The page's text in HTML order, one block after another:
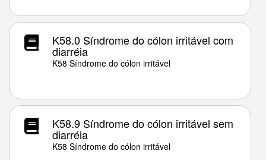
K58.0 Síndrome do cólon irritável com
diarréia
K58 Síndrome do cólon irritável
K58.9 Síndrome do cólon irritável sem
diarréia
K58 Síndrome do cólon irritável